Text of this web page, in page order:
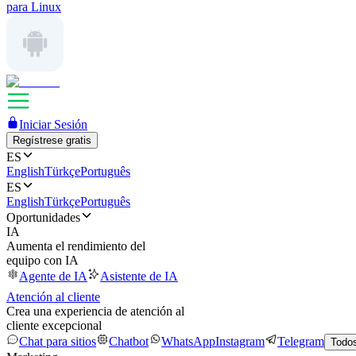
para Linux
Iniciar Sesión
Regístrese gratis
ES
EnglishTürkçePortuguês
ES
EnglishTürkçePortuguês
Oportunidades
IA
Aumenta el rendimiento del
equipo con IA
Agente de IA
Asistente de IA
Atención al cliente
Crea una experiencia de atención al
cliente excepcional
Chat para sitios
Chatbot WhatsAppInstagram Telegram